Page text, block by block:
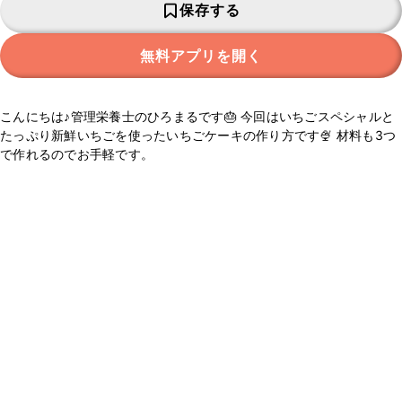
保存する
無料アプリを開く
こんにちは♪管理栄養士のひろまるです🎂 今回はいちごスペシャルと
たっぷり新鮮いちごを使ったいちごケーキの作り方です🍨 材料も3つ
で作れるのでお手軽です。